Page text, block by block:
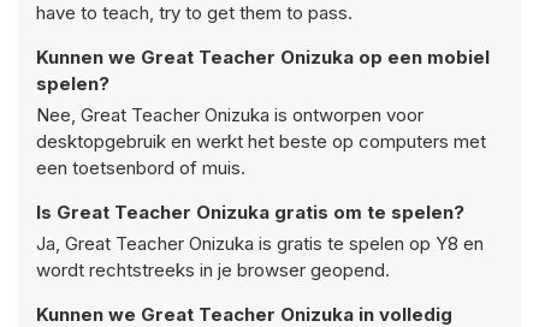
have to teach, try to get them to pass.
Kunnen we Great Teacher Onizuka op een mobiel
spelen?
Nee, Great Teacher Onizuka is ontworpen voor
desktopgebruik en werkt het beste op computers met
een toetsenbord of muis.
Is Great Teacher Onizuka gratis om te spelen?
Ja, Great Teacher Onizuka is gratis te spelen op Y8 en
wordt rechtstreeks in je browser geopend.
Kunnen we Great Teacher Onizuka in volledig